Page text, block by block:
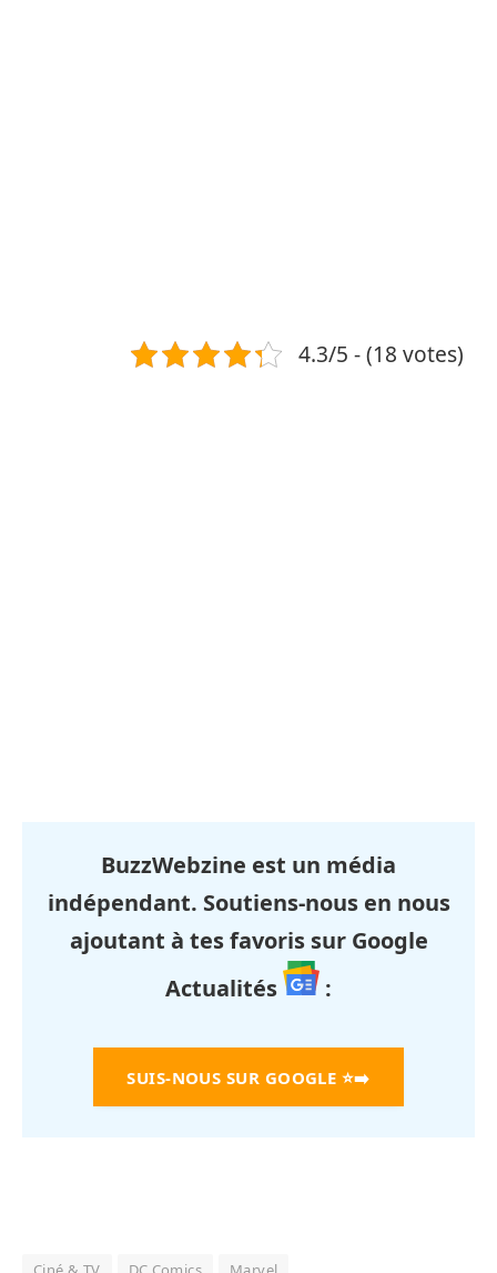
4.3/5 - (18 votes)
BuzzWebzine est un média
indépendant. Soutiens-nous en nous
ajoutant à tes favoris sur Google
Actualités
:
SUIS-NOUS SUR GOOGLE ⭐➡️